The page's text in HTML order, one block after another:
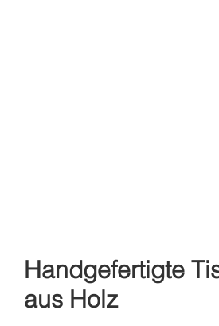
Handgefertigte
aus Holz